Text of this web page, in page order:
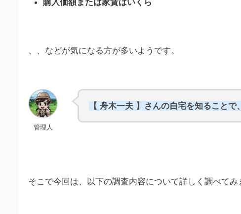
、、などが気になる方が多いようです。
管理人
【 舟木一夫 】さんの自宅を知ることで
そこで今回は、以下の調査内容について詳しく調べてみ